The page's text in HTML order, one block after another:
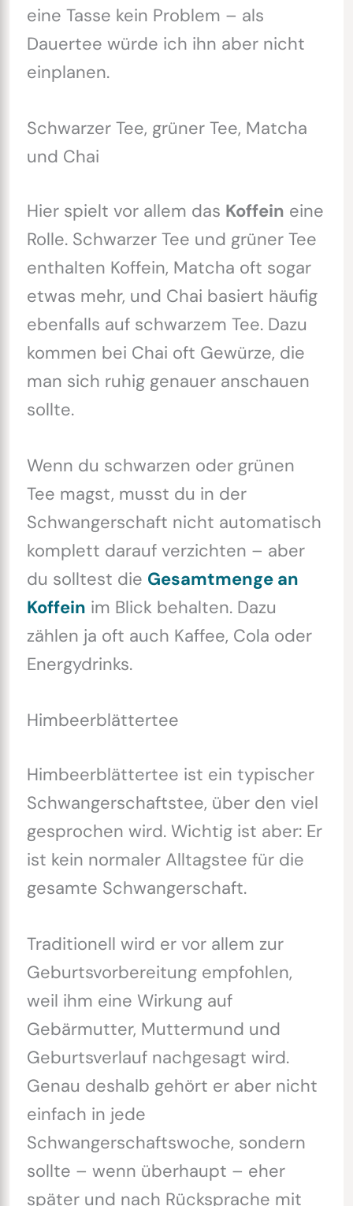
eine Tasse kein Problem – als
Dauertee würde ich ihn aber nicht
einplanen.
Schwarzer Tee, grüner Tee, Matcha
und Chai
Hier spielt vor allem das Koffein eine
Rolle. Schwarzer Tee und grüner Tee
enthalten Koffein, Matcha oft sogar
etwas mehr, und Chai basiert häufig
ebenfalls auf schwarzem Tee. Dazu
kommen bei Chai oft Gewürze, die
man sich ruhig genauer anschauen
sollte.
Wenn du schwarzen oder grünen
Tee magst, musst du in der
Schwangerschaft nicht automatisch
komplett darauf verzichten – aber
du solltest die Gesamtmenge an
Koffein im Blick behalten. Dazu
zählen ja oft auch Kaffee, Cola oder
Energydrinks.
Himbeerblättertee
Himbeerblättertee ist ein typischer
Schwangerschaftstee, über den viel
gesprochen wird. Wichtig ist aber: Er
ist kein normaler Alltagstee für die
gesamte Schwangerschaft.
Traditionell wird er vor allem zur
Geburtsvorbereitung empfohlen,
weil ihm eine Wirkung auf
Gebärmutter, Muttermund und
Geburtsverlauf nachgesagt wird.
Genau deshalb gehört er aber nicht
einfach in jede
Schwangerschaftswoche, sondern
sollte – wenn überhaupt – eher
später und nach Rücksprache mit